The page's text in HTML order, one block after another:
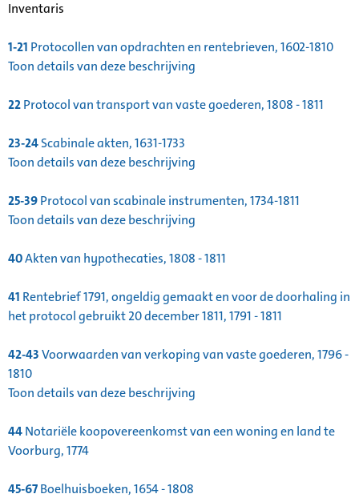
Inventaris
1-21 Protocollen van opdrachten en rentebrieven, 1602-1810
Toon details van deze beschrijving
22Protocol van transport van vaste goederen, 1808 - 1811
23-24Scabinale akten, 1631-1733
Toon details van deze beschrijving
25-39Protocol van scabinale instrumenten, 1734-1811
Toon details van deze beschrijving
40Akten van hypothecaties, 1808 - 1811
41 Rentebrief 1791, ongeldig gemaakt en voor de doorhaling in
het protocol gebruikt 20 december 1811, 1791 - 1811
42-43Voorwaarden van verkoping van vaste goederen, 1796 -
1810
Toon details van deze beschrijving
44Notariële koopovereenkomst van een woning en land te
Voorburg, 1774
45-67Boelhuisboeken, 1654 - 1808